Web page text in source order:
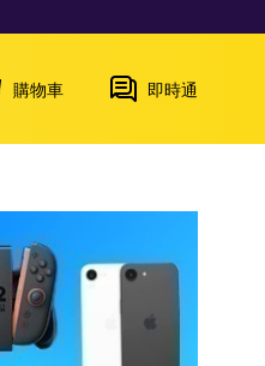
購物車 即時通